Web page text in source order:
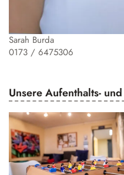
Sarah Burda
0173 / 6475306
Unsere Aufenthalts-